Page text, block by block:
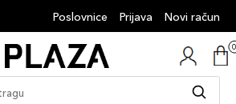
Poslovnice Prijava Novi račun